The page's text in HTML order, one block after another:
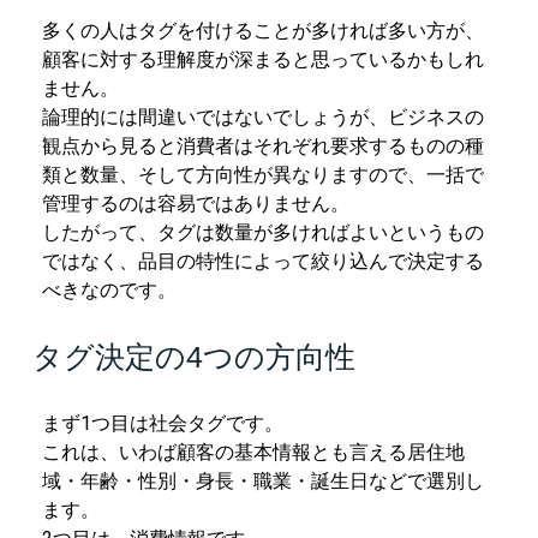
多くの人はタグを付けることが多ければ多い方が、
顧客に対する理解度が深まると思っているかもしれ
ません。
論理的には間違いではないでしょうが、ビジネスの
観点から見ると消費者はそれぞれ要求するものの種
類と数量、そして方向性が異なりますので、一括で
管理するのは容易ではありません。
したがって、タグは数量が多ければよいというもの
ではなく、品目の特性によって絞り込んで決定する
べきなのです。
タグ決定の4つの方向性
まず1つ目は社会タグです。
これは、いわば顧客の基本情報とも言える居住地
域・年齢・性別・身長・職業・誕生日などで選別し
ます。